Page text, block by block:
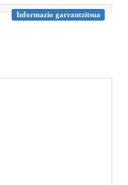
Informazio garrantzitsua